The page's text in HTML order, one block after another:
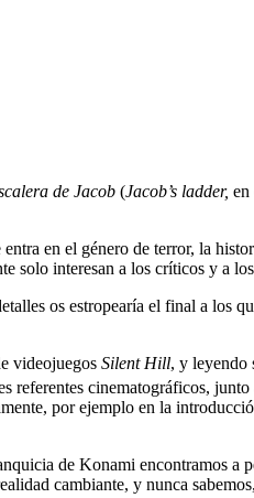
de Jacob (Jacob’s ladder, en
en el género de terror, la
solo interesan a los críticos y a
os estropearía el final a los
videojuegos Silent Hill, y leyendo
referentes cinematográficos,
por ejemplo en la
de Konami encontramos a
cambiante, y nunca